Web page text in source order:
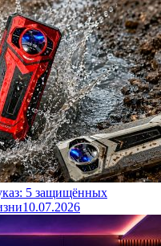
5 защищённых
10.07.2026